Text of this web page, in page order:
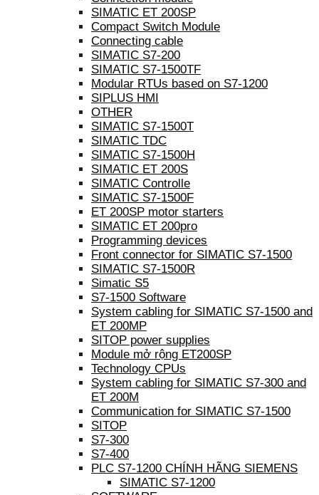
SIMATIC ET 200SP
Compact Switch Module
Connecting cable
SIMATIC S7-200
SIMATIC S7-1500TF
Modular RTUs based on S7-1200
SIPLUS HMI
OTHER
SIMATIC S7-1500T
SIMATIC TDC
SIMATIC S7-1500H
SIMATIC ET 200S
SIMATIC Controlle
SIMATIC S7-1500F
ET 200SP motor starters
SIMATIC ET 200pro
Programming devices
Front connector for SIMATIC S7-1500
SIMATIC S7-1500R
Simatic S5
S7-1500 Software
System cabling for SIMATIC S7-1500 and
ET 200MP
SITOP power supplies
Module mở rộng ET200SP
Technology CPUs
System cabling for SIMATIC S7-300 and
ET 200M
Communication for SIMATIC S7-1500
SITOP
S7-300
S7-400
PLC S7-1200 CHÍNH HÃNG SIEMENS
SIMATIC S7-1200